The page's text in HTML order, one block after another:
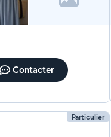
Contacter
Particulier